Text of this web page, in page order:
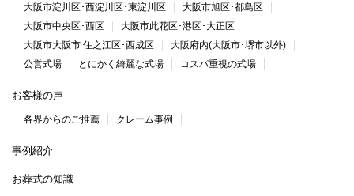
大阪市淀川区･西淀川区･東淀川区
大阪市旭区･都島区
大阪市中央区･西区
大阪市此花区･港区･大正区
大阪市大阪市 住之江区･西成区
大阪府内(大阪市･堺市以外)
公営式場
とにかく綺麗な式場 コスパ重視の式場
お客様の声
各界からのご推薦 クレーム事例
事例紹介
お葬式の知識